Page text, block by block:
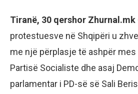
Tiranë, 30 qershor Zhurnal.mk
protestuesve në Shqipëri u
me një përplasje të ashpër
Partisë Socialiste dhe asaj
parlamentar i PD-së së Sali